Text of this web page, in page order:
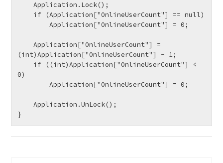
    Application.Lock();
if (Application["OnlineUserCount"] == null)
Application["OnlineUserCount"] = 0;
Application["OnlineUserCount"] =
(int)Application["OnlineUserCount"] - 1;
if ((int)Application["OnlineUserCount"] <
0)
Application["OnlineUserCount"] = 0;
Application.UnLock();
}